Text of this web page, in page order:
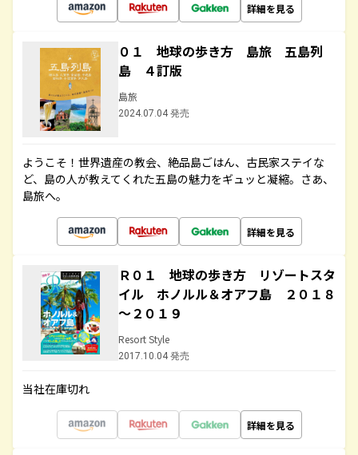
詳細を見る
０１ 地球の歩き方 島旅 五島列
島 ４訂版
島旅
2024.07.04 発売
ようこそ！世界遺産の教会、絶品島ごはん、古民家ステイな
ど、島の人が教えてくれた五島の魅力をギュッと凝縮。さあ、
島旅へ。
詳細を見る
Ｒ０１ 地球の歩き方 リゾートスタ
イル ホノルル＆オアフ島 ２０１８
～２０１９
Resort Style
2017.10.04 発売
当社在庫切れ
詳細を見る